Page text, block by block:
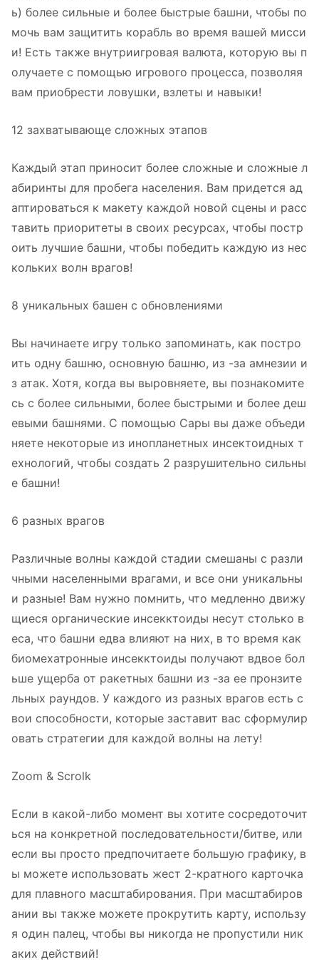
ь) более сильные и более быстрые башни, чтобы по
мочь вам защитить корабль во время вашей мисси
и! Есть также внутриигровая валюта, которую вы п
олучаете с помощью игрового процесса, позволяя
вам приобрести ловушки, взлеты и навыки!
12 захватывающе сложных этапов
Каждый этап приносит более сложные и сложные л
абиринты для пробега населения. Вам придется ад
аптироваться к макету каждой новой сцены и расс
тавить приоритеты в своих ресурсах, чтобы постр
оить лучшие башни, чтобы победить каждую из нес
кольких волн врагов!
8 уникальных башен с обновлениями
Вы начинаете игру только запоминать, как постро
ить одну башню, основную башню, из -за амнезии и
з атак. Хотя, когда вы выровняете, вы познакомите
сь с более сильными, более быстрыми и более деш
евыми башнями. С помощью Сары вы даже объеди
няете некоторые из инопланетных инсектоидных т
ехнологий, чтобы создать 2 разрушительно сильны
е башни!
6 разных врагов
Различные волны каждой стадии смешаны с разли
чными населенными врагами, и все они уникальны
и разные! Вам нужно помнить, что медленно движу
щиеся органические инсекктоиды несут столько в
еса, что башни едва влияют на них, в то время как
биомехатронные инсекктоиды получают вдвое бол
ьше ущерба от ракетных башни из -за ее пронзите
льных раундов. У каждого из разных врагов есть с
вои способности, которые заставит вас сформулир
овать стратегии для каждой волны на лету!
Zoom & Scrolk
Если в какой-либо момент вы хотите сосредоточит
ься на конкретной последовательности/битве, или
если вы просто предпочитаете большую графику, в
ы можете использовать жест 2-кратного карточка
для плавного масштабирования. При масштабиров
ании вы также можете прокрутить карту, использу
я один палец, чтобы вы никогда не пропустили ник
аких действий!